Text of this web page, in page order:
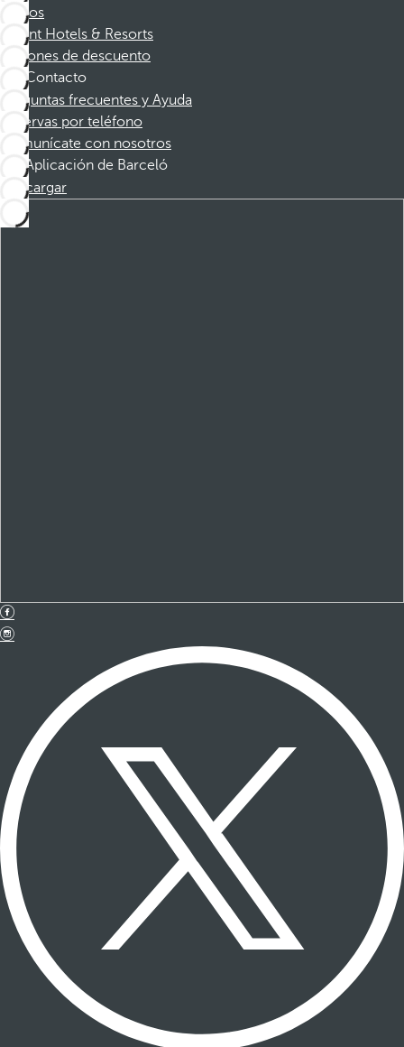
Socios
Dorint Hotels & Resorts
Cupones de descuento
Contacto
Preguntas frecuentes y Ayuda
Reservas por teléfono
Comunícate con nosotros
Aplicación de Barceló
Descargar